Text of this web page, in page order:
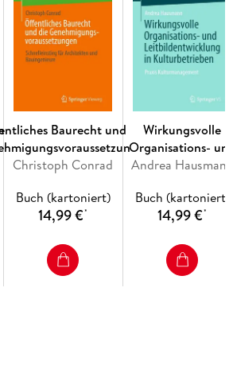
Baurecht und die
Christoph Conrad
Buch (kartoniert)
14,99 €*
Wirkungsvolle
Organisations-
Andrea Hausmann
Buch (kartoniert)
14,99 €*